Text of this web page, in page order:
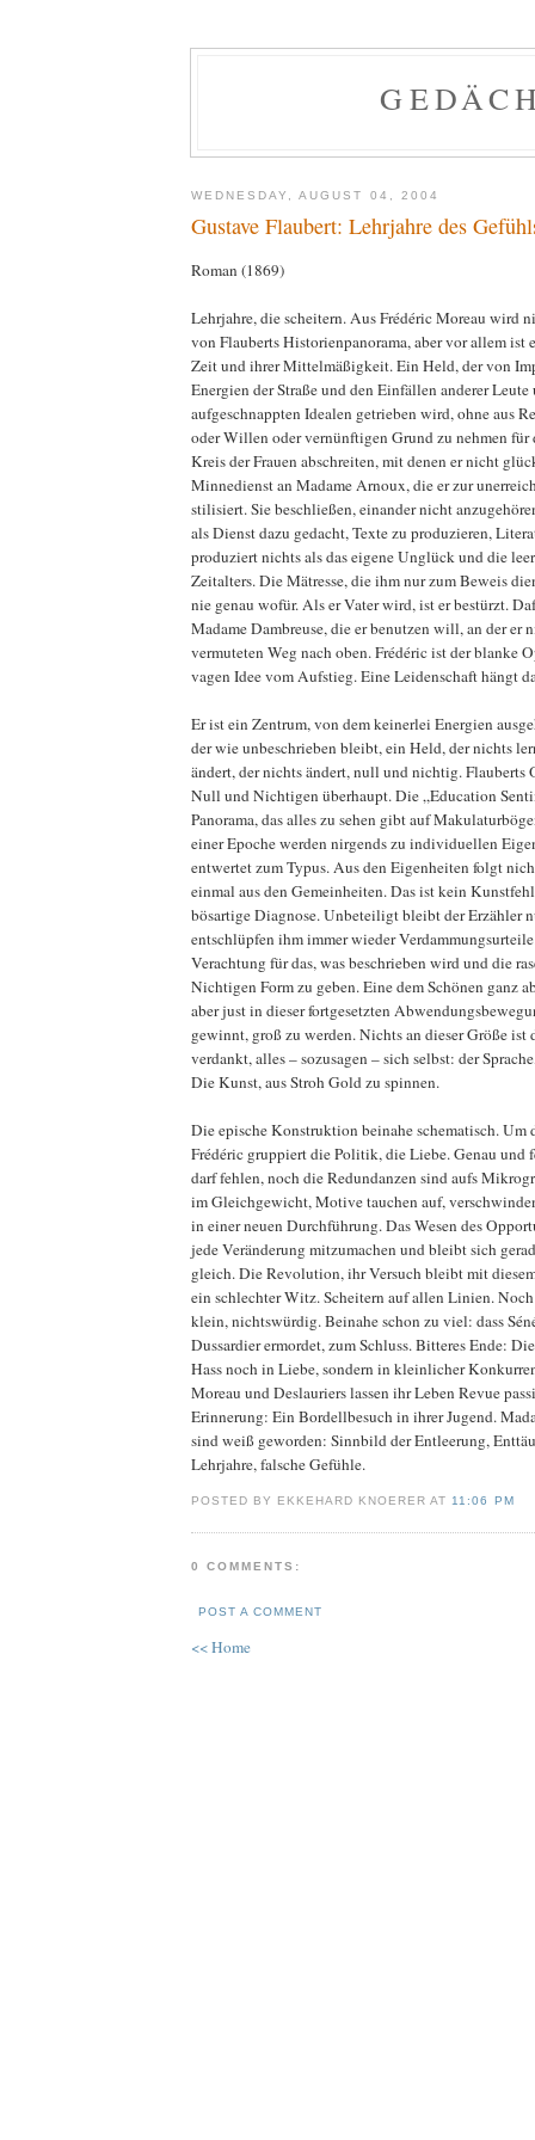
WEDNESDAY, AUGUST 04, 2004
Gustave Flaubert: Lehrjahre des
Roman (1869)
Lehrjahre, die scheitern. Aus Frédéric Moreau wird
von Flauberts Historienpanorama, aber vor allem ist
Zeit und ihrer Mittelmäßigkeit. Ein Held, der von
Energien der Straße und den Einfällen anderer Leute
aufgeschnappten Idealen getrieben wird, ohne aus
oder Willen oder vernünftigen Grund zu nehmen für
Kreis der Frauen abschreiten, mit denen er nicht
Minnedienst an Madame Arnoux, die er zur
stilisiert. Sie beschließen, einander nicht
als Dienst dazu gedacht, Texte zu produzieren,
produziert nichts als das eigene Unglück und die
Zeitalters. Die Mätresse, die ihm nur zum Beweis
nie genau wofür. Als er Vater wird, ist er bestürzt.
Madame Dambreuse, die er benutzen will, an der er
vermuteten Weg nach oben. Frédéric ist der blanke
vagen Idee vom Aufstieg. Eine Leidenschaft hängt
Er ist ein Zentrum, von dem keinerlei Energien
der wie unbeschrieben bleibt, ein Held, der nichts
ändert, der nichts ändert, null und nichtig. Flauberts
Null und Nichtigen überhaupt. Die „Education
Panorama, das alles zu sehen gibt auf
einer Epoche werden nirgends zu individuellen
entwertet zum Typus. Aus den Eigenheiten folgt
einmal aus den Gemeinheiten. Das ist kein
bösartige Diagnose. Unbeteiligt bleibt der Erzähler
entschlüpfen ihm immer wieder
Verachtung für das, was beschrieben wird und die
Nichtigen Form zu geben. Eine dem Schönen ganz
aber just in dieser fortgesetzten
gewinnt, groß zu werden. Nichts an dieser Größe ist
verdankt, alles – sozusagen – sich selbst: der
Die Kunst, aus Stroh Gold zu spinnen.
Die epische Konstruktion beinahe schematisch. Um
Frédéric gruppiert die Politik, die Liebe. Genau und
darf fehlen, noch die Redundanzen sind aufs
im Gleichgewicht, Motive tauchen auf,
in einer neuen Durchführung. Das Wesen des
jede Veränderung mitzumachen und bleibt sich
gleich. Die Revolution, ihr Versuch bleibt mit
ein schlechter Witz. Scheitern auf allen Linien.
klein, nichtswürdig. Beinahe schon zu viel: dass
Dussardier ermordet, zum Schluss. Bitteres Ende:
Hass noch in Liebe, sondern in kleinlicher
Moreau und Deslauriers lassen ihr Leben Revue
Erinnerung: Ein Bordellbesuch in ihrer Jugend.
sind weiß geworden: Sinnbild der Entleerung,
Lehrjahre, falsche Gefühle.
POSTED BY EKKEHARD KNOERER AT 11:06 PM
0 COMMENTS:
POST A COMMENT
<< Home